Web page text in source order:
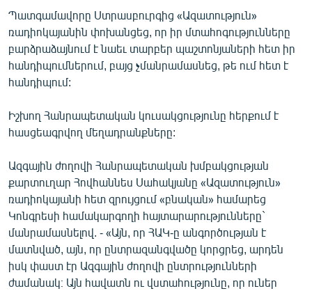
Պատգամավորը Ստրասբուրգից «Ազատություն»
ռադիոկայանին փոխանցեց, որ իր մտահոգությունները
բարձրաձայնում է նաեւ տարբեր պաշտոնյաների հետ իր
հանդիպումներում, բայց չմանրամասնեց, թե ում հետ է
հանդիպում:
Իշխող Հանրապետական կուսակցությունը հերքում է
հասցեագրվող մեղադրանքները:
Ազգային ժողովի Հանրապետական խմբակցության
քարտուղար Հովհաննես Սահակյանը «Ազատություն»
ռադիոկայանի հետ զրույցում «բնական» համարեց
Կոնգրեսի համակարգողի հայտարարությունները`
մանրամասնելով. - «Այն, որ ՀԱԿ-ը անգործության է
մատնված, այն, որ ընտրազանգվածը կորցրեց, արդեն
իսկ փաստ էր Ազգային ժողովի ընտրությունների
ժամանակ։ Այն հավատն ու վստահությունը, որ ուներ